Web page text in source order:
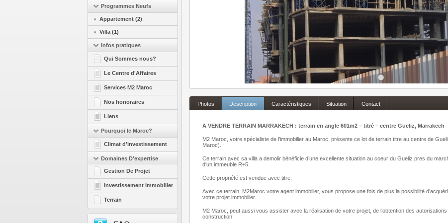
Programmes Neufs
Appartement (2)
Villa (1)
Infos pratiques
Qui Sommes nous?
Le Centre d'Affaires
Services M2 Maroc
Nos honoraires
Liens
Pourquoi le Maroc?
Climat d'investissement
Domaines D'expertise
Gestion De Projet
Investissement Immobilier
Terrain
Photos Description Caractéristiques Situation Contact
A VENDRE TERRAIN MARRAKECH : terrain en angle 601m2 – titré – centre Gueliz, Marrakech
M2 Maroc, votre spécialiste de l’immobilier au Maroc, présente ce lot de terrain titre au centre de
Maroc).
Ce terrain avec sa villa a demolir bénéficie d’une excellente situation au coeur du Gueliz pres du
d'un immeuble R+5.
Cette propriété est vendue avec titre.
Avec ce terrain, M2Maroc votre agent immobilier, vous propose une fois de plus la possibilité
votre projet immobilier.
M2 Maroc, peut aussi vous assister avec la réalisation de votre projet, de l’obtention des
construction.